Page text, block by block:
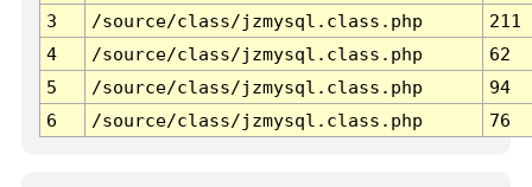
3 /source/class/jzmysql.class.php
211
4
/source/class/jzmysql.class.php
62
5
/source/class/jzmysql.class.php
94
6
/source/class/jzmysql.class.php 76